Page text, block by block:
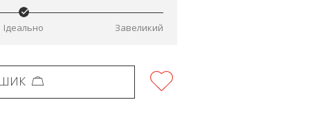
Ідеально Завеликий